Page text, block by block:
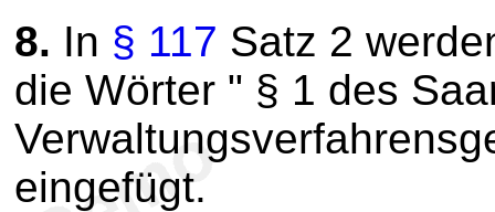
8. In § 117 Satz 2
die Wörter " § 1 des
eingefügt.